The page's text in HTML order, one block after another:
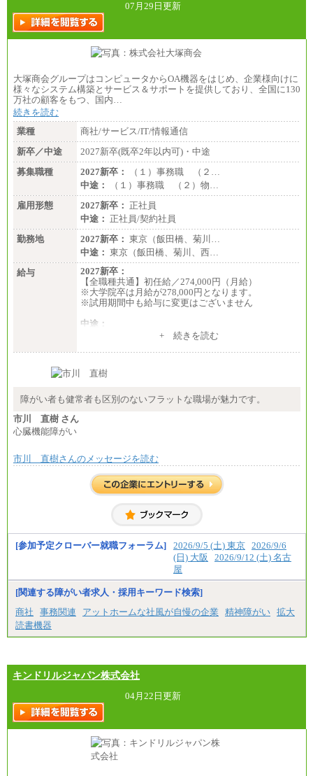
（３）
月給：190,000円～
想定年収：340万円～610万円
年収例：
・460万円/28歳・月給26万円
（４）
月給：201,000円～
想定年収：360万円～680万円
・520万円/32歳・月給29万円
年収例は賞与含む、残業代・家族手当含まず
※キャリアや能力等を考慮の上、当社規定により確
定します
※残業手当：別途支給
※固定給に固定残業代含まず
※試用期間中も給与に変更なし
07月29日更新
大塚商会グループはコンピュータからOA機器をはじめ、企業様向けに
様々なシステム構築とサービス＆サポートを提供しており、全国に130
万社の顧客をもつ、国内…
続きを読む
業種
商社/サービス/IT/情報通信
新卒／中途
2027新卒(既卒2年以内可)・中途
募集職種
2027新卒：
（１）事務職 （２…
中途：
（１）事務職 （２）物…
雇用形態
2027新卒： 正社員
中途： 正社員/契約社員
勤務地
2027新卒： 東京（飯田橋、菊川…
中途： 東京（飯田橋、菊川、西…
給与
2027新卒：
【全職種共通】初任給／274,000円（月給）
※大学院卒は月給が278,000円となります。
※試用期間中も給与に変更はございません
中途：
（１）～（４）274,000円（月給）～
※経験・年齢などを考慮のうえ、当社規程により優
※業務内容・勤務形態に応じて、上記給与の範囲内
※試用期間中も給与に変更はございません
+ 続きを読む
障がい者も健常者も区別のないフラットな職場が魅力です。
市川 直樹 さん
心臓機能障がい
市川 直樹さんのメッセージを読む
[参加予定クローバー就職フォーラム] 2026/9/5 (土) 東京 2026/9/6
(日) 大阪
2026/9/12 (土) 名古
屋
[関連する障がい者求人・採用キーワード検索]
商社
事務関連 アットホームな社風が自慢の企業 精神障がい 拡大
読書機器
キンドリルジャパン株式会社
04月22日更新